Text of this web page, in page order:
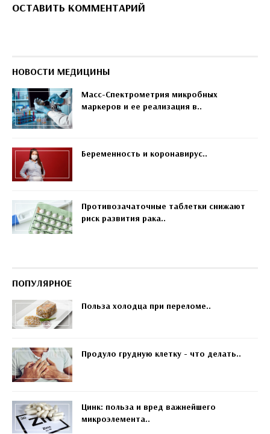
ОСТАВИТЬ КОММЕНТАРИЙ
НОВОСТИ МЕДИЦИНЫ
Масс-Спектрометрия микробных
маркеров и ее реализация в..
Беременность и коронавирус..
Противозачаточные таблетки снижают
риск развития рака..
ПОПУЛЯРНОЕ
Польза холодца при переломе..
Продуло грудную клетку - что делать..
Цинк: польза и вред важнейшего
микроэлемента..